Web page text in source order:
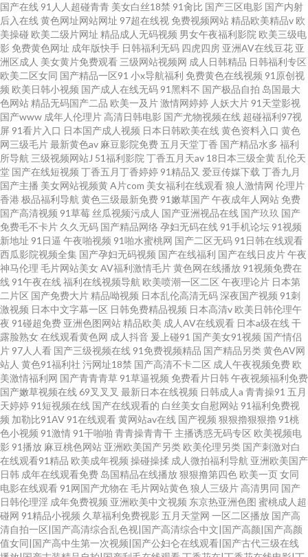
国产在线 91人人超碰青青 美女白丝18禁 91肏比 国产三区电影 国产内射
后入在线黄色网址网站网址 97超在线视 免费视频网站精品欧美精品v 欧
美操碰 欧美二级片网址 精品成人无码视频 男女午夜福利影院 欧美三级电
影 免费黄色网址 成年版快手 日韩福利无码 四虎四房 亚洲AV在线豆花 亚
洲区成人 美女黄片免费观看 三级网站视频网 成人日韩精品 日韩福利专区
欧美二区女同 国产精品一区91 小x导航福利 免费黄色在线视频 91原创视
频 欧美日韩小视频 国产成人在线无码 91黑料不 国产极品自拍 岛国最大
色网站精品无码国产二品 欧美一及片激情网婷婷 人妖大片 91天堂影视
国产www 成年人伦理片 高清日韩电影 国产尤物视频在线 超碰福利97视
屏 91看片入口 日本国产成人视频 日本日韩欧美在线黄色资料入口 黄色
网三级毛片最新黄色av 麻豆影院免费 五月天堂丁香 国产精品水多 福利
所导航 三级视频网站J 51福利影院丁香五月天av 18日本三级全黄乱伦天
堂 国产在线短视频 丁香五月丁香婷婷 91精品又 爱豆传媒下载丁香九月
国产主播 美女网站视频黄A片com 美女福利在线观看狼人激情网 伦理片
香港 极品福利导航黄色三级最新免费 91嫩草国产午夜成年人网站 免费
国产高清视频 91草莓 丝瓜视频污成人 国产亚洲视品在线 国产玖玖 国产
免费毛不卡片 久久无码 国产精品网络 孕妇无码在线 91手机论坛 91视频
新地址 91日逼 午夜啪视频 91啪水蜜桃网 国产二区无码 91日韩在线观看
西瓜影院视频全集 国产孕妇无码视频 国产在线福利 国产在线日皮片午夜
神马伦理 毛片网站美女AV福利激情毛片黄色网在线播放 91视频免费在
线 91午夜在线福利在线视频导航 欧美喷潮一区二区 午夜理论片 日本第
二片区 国产免费大片精品呦视频 日本乱伦高清无码深夜国产视频 91刺
激视频 日本中文字幕一区 日韩免费精品视频 日本高清v 欧美日韩伦理午
夜 91碰超免费 亚洲色图网站精品欧美 成人AV在线观看 日本a级在线干
露脸熟女在线观看黄色网 成人抖音 爰上碰91 国产美女91视频 国产情侣
片 97人人看 国产三级视频在线 91免费视频精品 国产精品另类黄色AV网
站人 黄色91福利社 污网址18禁 国产高清不卡二区 成人午夜视频免费 欧
美激情福利网 国产青青青草 91草逼视频 免费看片日韩 午夜视频福利免费
国产嫩草视频在线69叉叉叉 最新日本在线视频 日韩成人a 青青操91 五月
天婷婷 91短视频在线 国产在线观看的 白丝美女自慰网站 91福利免费视
频 加勒比91AV 91在线观看黄网站av在线 国产视频 狠狠擼狠狠擼 91桃
色小视频 91激情 91干啪啪 青青操青青干 主播诱惑无码专区 欧美视频电
影 91播放 麻豆桃色网站 亚洲欧美国产另类 欧美伦理另类 国产刺激对白
在线观看91精品 欧美成年视频 操碰操揉 成人微拍福利导航 亚洲欧美国产
日韩 成年在线观看免费 岛国精品在线播放狠狠撸第四色 欧美一页女同
电影在线观看 91网国产尤物在 毛片网站黄色狼人三级片 高清男同 国产
日韩伦理淫 成年免费视频 亚洲欧美中文视频 东京热亚洲色图 蜜桃成人超
碰网 91精品小视频 久草福利免费视影 五月天堂网 一区二区播放 国产高
清自拍一区|国产高清综合乱色视|国产高清综合中文|国产高颜|国产高颜
值女同|国产高中生第一次视频|国产公妇仑在线观看|国产古代三级在线